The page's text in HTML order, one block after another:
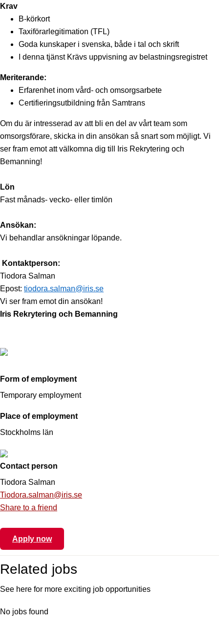
Krav
B-körkort
Taxiförarlegitimation (TFL)
Goda kunskaper i svenska, både i tal och skrift
I denna tjänst Krävs uppvisning av belastningsregistret
Meriterande:
Erfarenhet inom vård- och omsorgsarbete
Certifieringsutbildning från Samtrans
Om du är intresserad av att bli en del av vårt team som
omsorgsförare, skicka in din ansökan så snart som möjligt. Vi
ser fram emot att välkomna dig till Iris Rekrytering och
Bemanning!
Lön
Fast månads- vecko- eller timlön
Ansökan:
Vi behandlar ansökningar löpande.
Kontaktperson:
Tiodora Salman
Epost: tiodora.salman@iris.se
Vi ser fram emot din ansökan!
Iris Rekrytering och Bemanning
Form of employment
Temporary employment
Place of employment
Stockholms län
Contact person
Tiodora Salman
Tiodora.salman@iris.se
Share to a friend
Apply now
Related jobs
See here for more exciting job opportunities
No jobs found